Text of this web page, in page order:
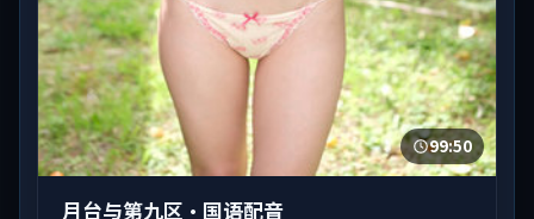
99:50
月台与第九区·国语配音